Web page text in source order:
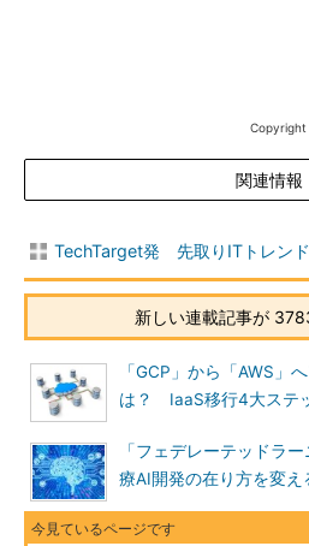
Copyright
関連情報
TechTarget発 先取りITトレン
新しい連載記事が
「GCP」から「AWS」
は？ IaaS移行4大ステ
「フェデレーテッドラ
療AI開発の在り方を変え